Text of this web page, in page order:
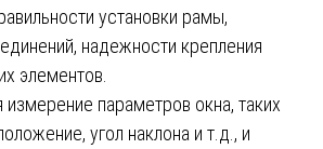
установки рамы,
надежности крепления
элементов.
параметров окна, таких
угол наклона и т.д., и